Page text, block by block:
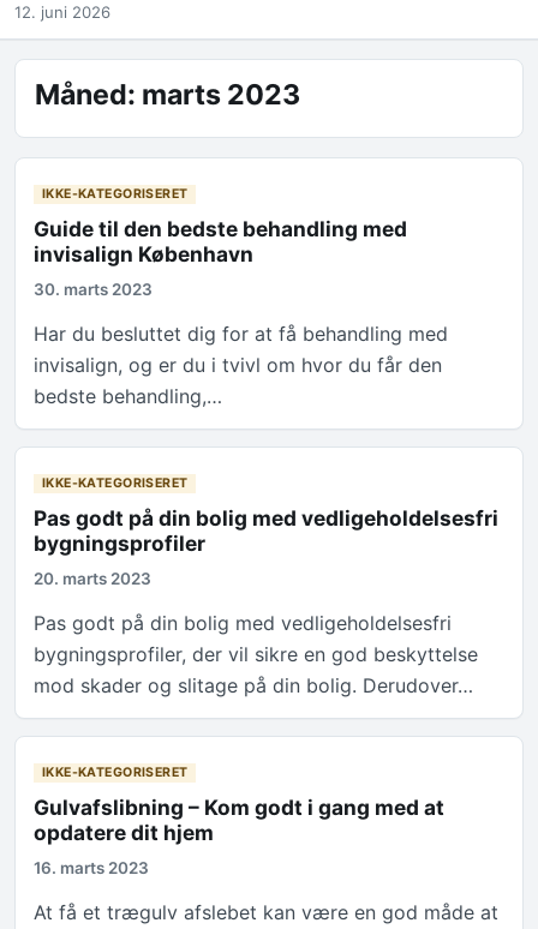
12. juni 2026
Måned: marts 2023
IKKE-KATEGORISERET
Guide til den bedste behandling med
invisalign København
30. marts 2023
Har du besluttet dig for at få behandling med
invisalign, og er du i tvivl om hvor du får den
bedste behandling,…
IKKE-KATEGORISERET
Pas godt på din bolig med vedligeholdelsesfri
bygningsprofiler
20. marts 2023
Pas godt på din bolig med vedligeholdelsesfri
bygningsprofiler, der vil sikre en god beskyttelse
mod skader og slitage på din bolig. Derudover…
IKKE-KATEGORISERET
Gulvafslibning – Kom godt i gang med at
opdatere dit hjem
16. marts 2023
At få et trægulv afslebet kan være en god måde at